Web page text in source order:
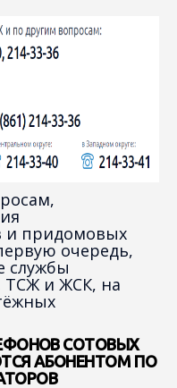
и придомовых
очередь,
службы
и ЖСК, на
СОТОВЫХ
АБОНЕНТОМ ПО